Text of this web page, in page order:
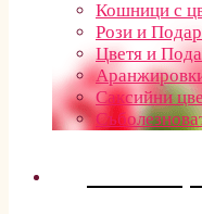
Кошници с
Рози и
Цветя и
Саксийни